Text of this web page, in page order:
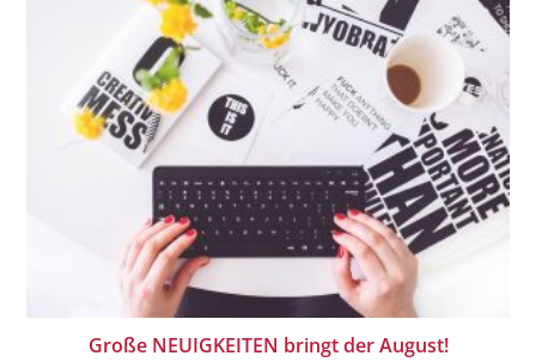
Große NEUIGKEITEN bringt der August!